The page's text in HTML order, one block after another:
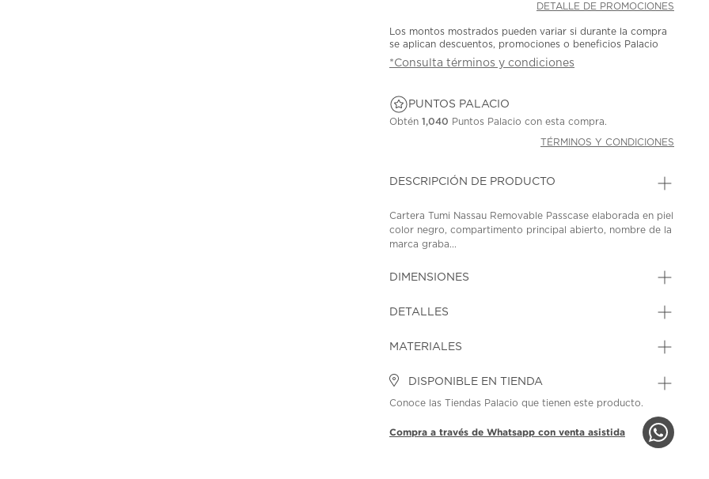
DETALLE DE PROMOCIONES
Los montos mostrados pueden variar si durante la compra
se aplican descuentos, promociones o beneficios Palacio
*Consulta términos y condiciones
PUNTOS PALACIO
Obtén1,040 Puntos Palacio con esta compra.
TÉRMINOS Y CONDICIONES
DESCRIPCIÓN DE PRODUCTO
Cartera Tumi Nassau Removable Passcase elaborada en piel
color negro, compartimento principal abierto, nombre de la
marca graba...
DIMENSIONES
DETALLES
MATERIALES
DISPONIBLE EN TIENDA
Conoce las Tiendas Palacio que tienen este producto.
Compra a través de Whatsapp con venta asistida